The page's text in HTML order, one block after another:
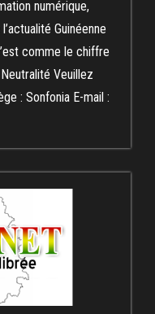
numérique,
Guinéenne
comme le chiffre
Veuillez
: Sonfonia E-mail :